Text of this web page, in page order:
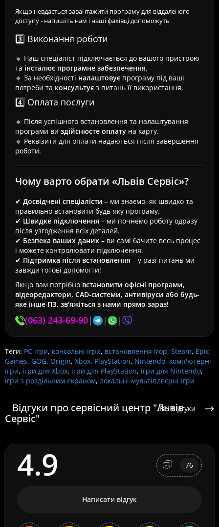
Якщо невдається завантажити програму для віддаленого
доступу - напишіть нам і наші фахівці допоможуть
3️⃣ Виконання роботи
🔹 Наш спеціаліст підключається до вашого пристрою
та інсталює програмне забезпечення.
🔹 За необхідності налаштовує програму під ваші
потреби та консультує з питань її використання.
4️⃣ Оплата послуги
🔹 Після успішного встановлення та налаштування
програми ви здійснюєте оплату на карту.
🔹 Реквізити для оплати надаються після завершення
роботи.
Чому варто обрати «Львів Сервіс»?
✔ Досвідчені спеціалісти – ми знаємо, як швидко та
правильно встановити будь-яку програму.
✔ Швидке підключення – ми почнемо роботу одразу
після узгодження всіх деталей.
✔ Безпека ваших даних – ви самі бачите весь процес
і можете контролювати підключення.
✔ Підтримка після встановлення – у разі питань ми
завжди готові допомогти!
Якщо вам потрібно встановити офісні програми,
відеоредактори, CAD-системи, антивіруси або будь-
яке інше ПЗ, зв'яжіться з нами прямо зараз!
(063) 243-69-90| | |
Теги: PC ігри, консольні ігри, встановлення ігор, Steam, Epic
Games, GOG, Origin, Xbox, PlayStation, Nintendo, комп'ютерні
ігри, ігри для Xbox, ігри для PlayStation, ігри для Nintendo,
ігри з роздільним екраном, локальні мультіплеєрні ігри
Відгуки про сервісний центр "Львів
Сервіс"
Всі відгуки
4.9 76
Написати відгук